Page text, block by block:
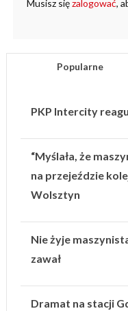
Musisz sięzalogować,
Popularne
PKP Intercity
“Myślała, że
na przejeździe
Wolsztyn
Nie żyje
zawał
Dramat na stacji